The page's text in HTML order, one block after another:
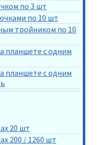
по 3 шт
по 10 шт
тройником по 10
планшете с одним
планшете с одним
20 шт
200 / 1260 шт